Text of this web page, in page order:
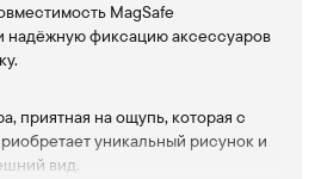
MagSafe
надёжную фиксацию аксессуаров
приятная на ощупь, которая с
уникальный рисунок и
вид.